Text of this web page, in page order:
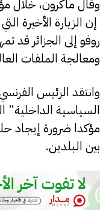
وقال ماكرون، خلال
إن الزيارة الأخيرة
روفو إلى الجزائر قد
ومعالجة الملفات
وانتقد الرئيس
السياسية الداخلية”
مؤكدا ضرورة إيجاد
بين البلدين.